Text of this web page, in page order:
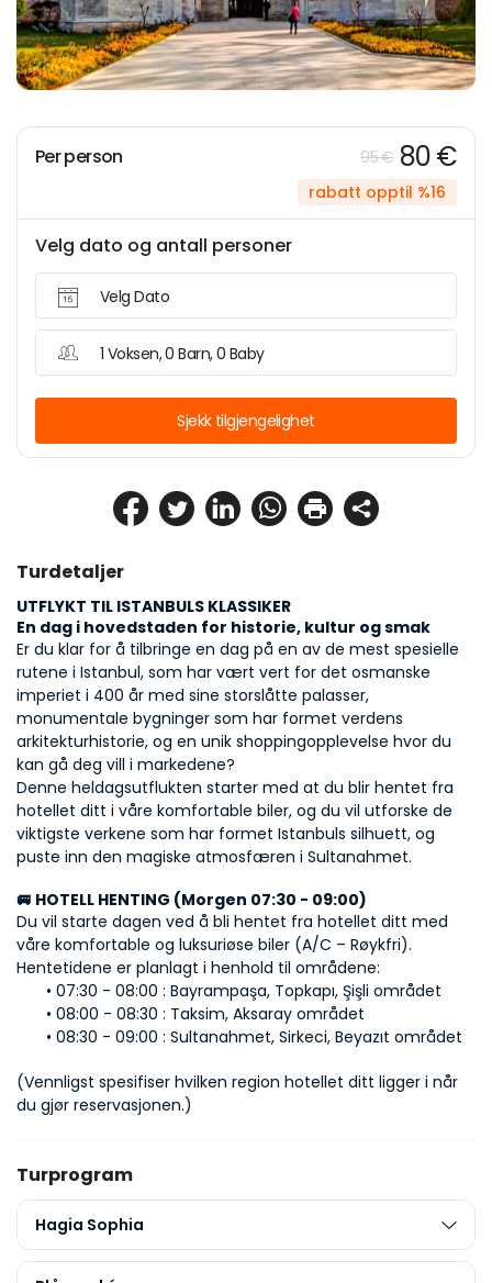
Turdetaljer
UTFLYKT TIL ISTANBULS KLASSIKER
En dag i hovedstaden for historie, kultur og smak
Er du klar for å tilbringe en dag på en av de mest spesielle
rutene i Istanbul, som har vært vert for det osmanske
imperiet i 400 år med sine storslåtte palasser,
monumentale bygninger som har formet verdens
arkitekturhistorie, og en unik shoppingopplevelse hvor du
kan gå deg vill i markedene?
Denne heldagsutflukten starter med at du blir hentet fra
hotellet ditt i våre komfortable biler, og du vil utforske de
viktigste verkene som har formet Istanbuls silhuett, og
puste inn den magiske atmosfæren i Sultanahmet.
🚐 HOTELL HENTING (Morgen 07:30 - 09:00)
Du vil starte dagen ved å bli hentet fra hotellet ditt med
våre komfortable og luksuriøse biler (A/C – Røykfri).
Hentetidene er planlagt i henhold til områdene:
07:30 - 08:00 : Bayrampaşa, Topkapı, Şişli området
08:00 - 08:30 : Taksim, Aksaray området
08:30 - 09:00 : Sultanahmet, Sirkeci, Beyazıt området
(Vennligst spesifiser hvilken region hotellet ditt ligger i når
du gjør reservasjonen.)
Turprogram
Hagia Sophia
Per person 95 € 80 €
rabatt opptil %16
Velg dato og antall personer
Velg Dato
1 Voksen, 0 Barn, 0 Baby
Sjekk tilgjengelighet